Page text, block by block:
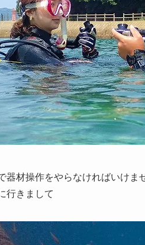
器材操作をやらなければいけ
行きまして